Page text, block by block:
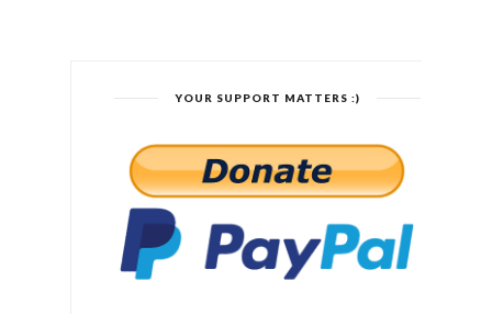
YOUR SUPPORT MATTERS :)